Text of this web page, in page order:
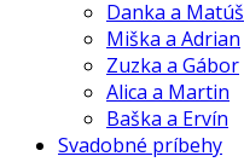
Danka a Matúš
Miška a Adrian
Zuzka a Gábor
Alica a Martin
Baška a Ervín
Svadobné príbehy